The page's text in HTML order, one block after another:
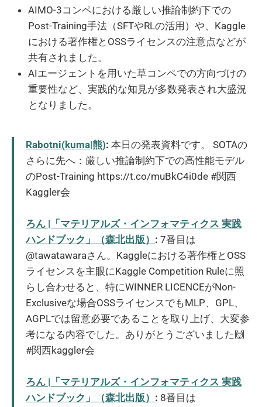
AIMO-3コンペにおける厳しい推論制約下での
Post-Training手法（SFTやRLの活用）や、Kaggle
における著作権とOSSライセンスの注意点などが
共有されました。
AIエージェントを用いた草コンペでの方向づけの
重要性など、実践的な知見が多数発表され大盛況
となりました。
Rabotni(kuma|熊): 本日の発表資料です。 SOTAの
さらに先へ：厳しい推論制約下での高性能モデル
のPost-Training https://t.co/muBkC4i0de #関西
Kaggler会
ろん |「マテリアルズ・インフォマティクス 実践
ハンドブック」（森北出版） : 7番目は
@tawatawaraさん。Kaggleにおける著作権とOSS
ライセンスを主眼にKaggle Competition Ruleに照
らし合わせると、特にWINNER LICENCEがNon-
Exclusiveな場合OSSライセンスでもMLP、GPL、
AGPLでは留意必要であることを取り上げ、大変参
考になる内容でした。ありがとうございました🙌
#関西kaggler会
ろん |「マテリアルズ・インフォマティクス 実践
ハンドブック」（森北出版） : 8番目は